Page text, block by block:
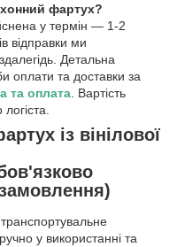
фартух?
у термін — 1-2
відправки ми
Детальна
оплати та доставки за
та оплата . Вартість
із вінілової
у використанні та